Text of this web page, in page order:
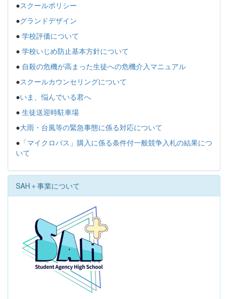
●スクールポリシー
●グランドデザイン
● 学校評価について
● 学校いじめ防止基本方針について
● 自殺の危機が高まった生徒への危機介入マニュアル
●スクールカウンセリングについて
●いま、悩んでいる君へ
● 生徒送迎時駐車場
●大雨・台風等の緊急事態に係る対応について
● 「マイクロバス」購入に係る条件付一般競争入札の結果につ
いて
SAH＋事業について